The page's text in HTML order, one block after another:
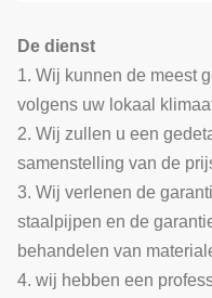
De dienst
1. Wij kunnen de meest
volgens uw lokaal
2. Wij zullen u een
samenstelling van de
3. Wij verlenen de
staalpijpen en de
behandelen van
4. wij hebben een